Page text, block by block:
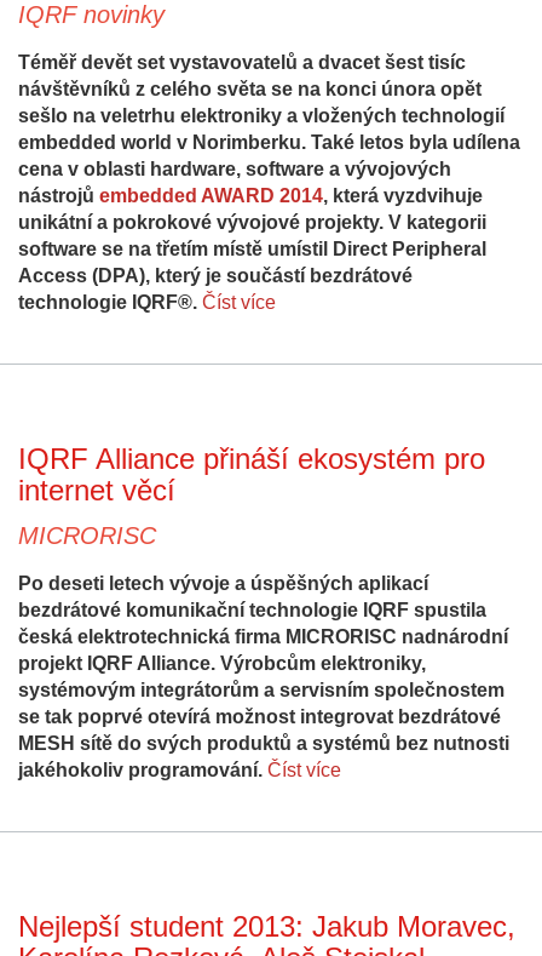
IQRF novinky
Téměř devět set vystavovatelů a dvacet šest tisíc
návštěvníků z celého světa se na konci února opět
sešlo na veletrhu elektroniky a vložených technologií
embedded world v Norimberku. Také letos byla udílena
cena v oblasti hardware, software a vývojových
nástrojů embedded AWARD 2014, která vyzdvihuje
unikátní a pokrokové vývojové projekty. V kategorii
software se na třetím místě umístil Direct Peripheral
Access (DPA), který je součástí bezdrátové
technologie IQRF®. Číst více
IQRF Alliance přináší ekosystém pro
internet věcí
MICRORISC
Po deseti letech vývoje a úspěšných aplikací
bezdrátové komunikační technologie IQRF spustila
česká elektrotechnická firma MICRORISC nadnárodní
projekt IQRF Alliance. Výrobcům elektroniky,
systémovým integrátorům a servisním společnostem
se tak poprvé otevírá možnost integrovat bezdrátové
MESH sítě do svých produktů a systémů bez nutnosti
jakéhokoliv programování. Číst více
Nejlepší student 2013: Jakub Moravec,